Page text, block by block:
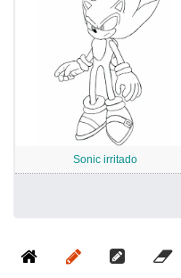
Sonic irritado